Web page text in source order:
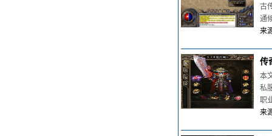
古
通
来
传
本
私
职
来